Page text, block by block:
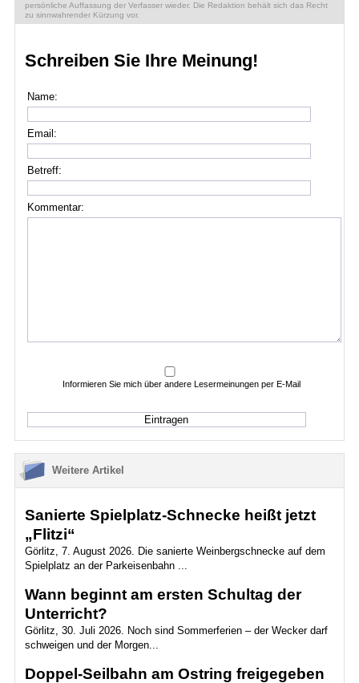
persönliche Auffassung der Verfasser wieder. Die Redaktion behält sich das Recht
zu sinnwahrender Kürzung vor.
Schreiben Sie Ihre Meinung!
Name:
Email:
Betreff:
Kommentar:
Informieren Sie mich über andere Lesermeinungen per E-Mail
Weitere Artikel
Sanierte Spielplatz-Schnecke heißt jetzt
„Flitzi“
Görlitz, 7. August 2026. Die sanierte Weinbergschnecke auf dem
Spielplatz an der Parkeisenbahn ...
Wann beginnt am ersten Schultag der
Unterricht?
Görlitz, 30. Juli 2026. Noch sind Sommerferien – der Wecker darf
schweigen und der Morgen...
Doppel-Seilbahn am Ostring freigegeben